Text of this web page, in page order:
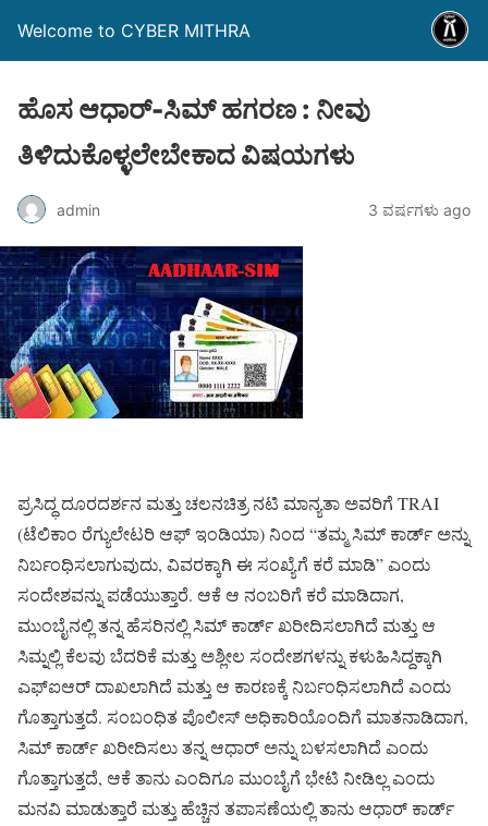
Welcome to CYBER MITHRA
ಹೊಸ ಆಧಾರ್-ಸಿಮ್ ಹಗರಣ : ನೀವು
ತಿಳಿದುಕೊಳ್ಳಲೇಬೇಕಾದ ವಿಷಯಗಳು
admin 3 ವರ್ಷಗಳು ago
ಪ್ರಸಿದ್ಧ ದೂರದರ್ಶನ ಮತ್ತು ಚಲನಚಿತ್ರ ನಟಿ ಮಾನ್ಯತಾ ಅವರಿಗೆ TRAI
(ಟೆಲಿಕಾಂ ರೆಗ್ಯುಲೇಟರಿ ಆಫ್ ಇಂಡಿಯಾ) ನಿಂದ “ತಮ್ಮ ಸಿಮ್ ಕಾರ್ಡ್ ಅನ್ನು
ನಿರ್ಬಂಧಿಸಲಾಗುವುದು, ವಿವರಕ್ಕಾಗಿ ಈ ಸಂಖ್ಯೆಗೆ ಕರೆ ಮಾಡಿ” ಎಂದು
ಸಂದೇಶವನ್ನು ಪಡೆಯುತ್ತಾರೆ. ಆಕೆ ಆ ನಂಬರಿಗೆ ಕರೆ ಮಾಡಿದಾಗ,
ಮುಂಬೈನಲ್ಲಿ ತನ್ನ ಹೆಸರಿನಲ್ಲಿ ಸಿಮ್ ಕಾರ್ಡ್ ಖರೀದಿಸಲಾಗಿದೆ ಮತ್ತು ಆ
ಸಿಮ್ನಲ್ಲಿ ಕೆಲವು ಬೆದರಿಕೆ ಮತ್ತು ಅಶ್ಲೀಲ ಸಂದೇಶಗಳನ್ನು ಕಳುಹಿಸಿದ್ದಕ್ಕಾಗಿ
ಎಫ್ಐಆರ್ ದಾಖಲಾಗಿದೆ ಮತ್ತು ಆ ಕಾರಣಕ್ಕೆ ನಿರ್ಬಂಧಿಸಲಾಗಿದೆ ಎಂದು
ಗೊತ್ತಾಗುತ್ತದೆ. ಸಂಬಂಧಿತ ಪೊಲೀಸ್ ಅಧಿಕಾರಿಯೊಂದಿಗೆ ಮಾತನಾಡಿದಾಗ,
ಸಿಮ್ ಕಾರ್ಡ್ ಖರೀದಿಸಲು ತನ್ನ ಆಧಾರ್ ಅನ್ನು ಬಳಸಲಾಗಿದೆ ಎಂದು
ಗೊತ್ತಾಗುತ್ತದೆ, ಆಕೆ ತಾನು ಎಂದಿಗೂ ಮುಂಬೈಗೆ ಭೇಟಿ ನೀಡಿಲ್ಲ ಎಂದು
ಮನವಿ ಮಾಡುತ್ತಾರೆ ಮತ್ತು ಹೆಚ್ಚಿನ ತಪಾಸಣೆಯಲ್ಲಿ ತಾನು ಆಧಾರ್ ಕಾರ್ಡ್